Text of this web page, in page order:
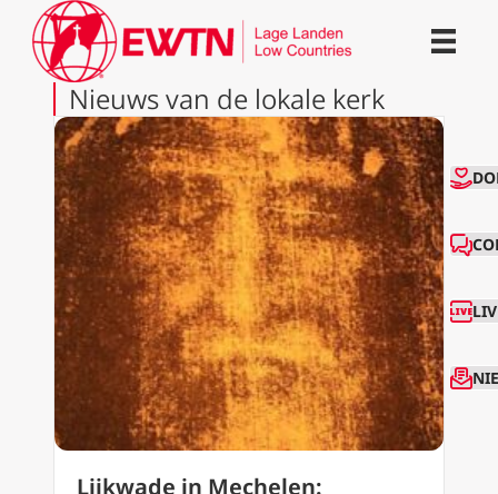
Nieuws van de lokale kerk
Lijkwade in Mechelen: